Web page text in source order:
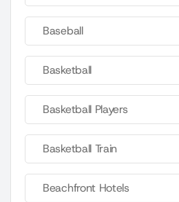
Baseball
Basketball
Basketball Players
Basketball Train
Beachfront Hotels